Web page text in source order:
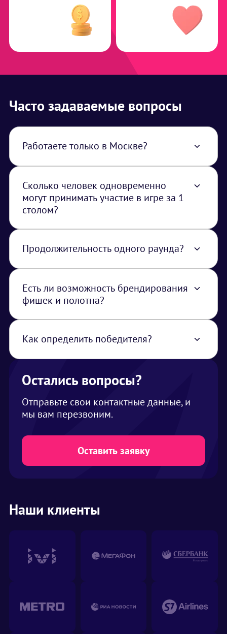
Часто задаваемые вопросы
Работаете только в Москве?
стоимость услуги закладывается логистика
из Москвы.
Сколько человек одновременно
могут принимать участие в игре за 1
столом?
расположиться до 8 человек.
Продолжительность одного раунда?
минут.
Есть ли возможность брендирования
фишек и полотна?
техническое задание или готовый макет.
Как определить победителя?
количество фишек побеждает.
Остались вопросы?
Отправьте свои контактные данные, и
мы вам перезвоним.
Оставить заявку
Наши клиенты